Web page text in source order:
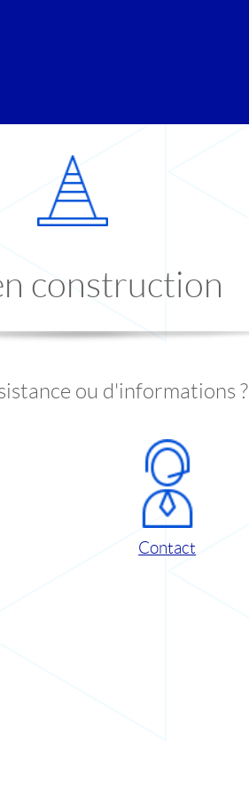
construction
ou d'informations ?
Contact